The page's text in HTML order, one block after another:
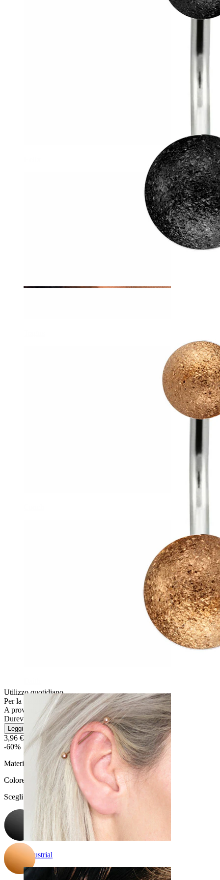
Industrial
Utilizzo quotidiano
Per la maggior parte dei tipi di pelle
A prova di spruzzi
Durevole
Leggi di più
3,96 € 9,90 €
-60%
Materiale:
Acciaio chirurgico
Colore
Scegli Colore